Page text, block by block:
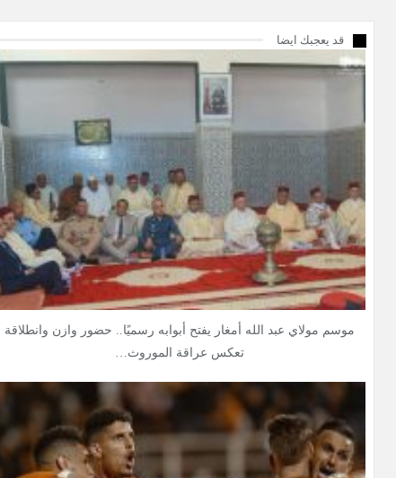
قد يعجبك ايضا
موسم مولاي عبد الله أمغار يفتح أبوابه رسميًا.. حضور وازن وانطلاقة
تعكس عراقة الموروث…